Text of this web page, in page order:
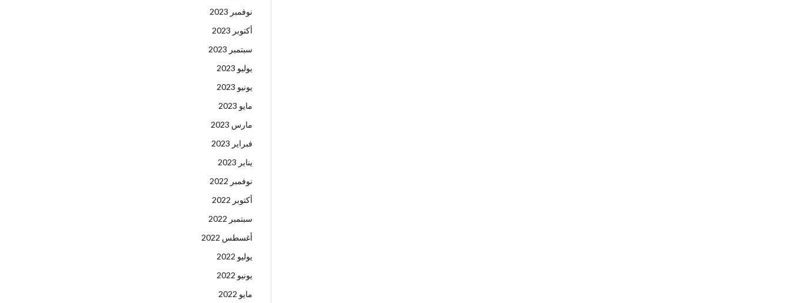
نوفمبر 2023
أكتوبر 2023
سبتمبر 2023
يوليو 2023
يونيو 2023
مايو 2023
مارس 2023
فبراير 2023
يناير 2023
نوفمبر 2022
أكتوبر 2022
سبتمبر 2022
أغسطس 2022
يوليو 2022
يونيو 2022
مايو 2022